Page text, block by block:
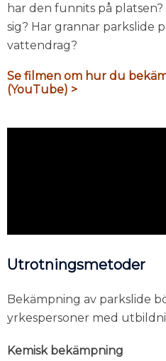
har den funnits på
sig? Har grannar parkslide
vattendrag?
Se filmen om hur du
(YouTube) >
Utrotningsmetoder
Bekämpning av parkslide
yrkespersoner med
Kemisk bekämpning